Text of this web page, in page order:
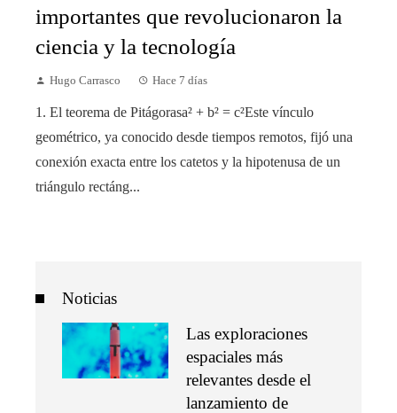
importantes que revolucionaron la
ciencia y la tecnología
Hugo Carrasco Hace 7 días
1. El teorema de Pitágorasa² + b² = c²Este vínculo
geométrico, ya conocido desde tiempos remotos, fijó una
conexión exacta entre los catetos y la hipotenusa de un
triángulo rectáng...
Noticias
Las exploraciones
espaciales más
relevantes desde el
lanzamiento de